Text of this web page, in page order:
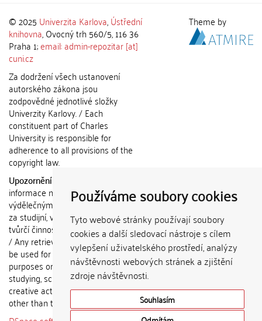
Používáme soubory cookies
Tyto webové stránky používají soubory
cookies a další sledovací nástroje s cílem
vylepšení uživatelského prostředí, analýzy
návštěvnosti webových stránek a zjištění
zdroje návštěvnosti.
Souhlasím
© 2025 Univerzita Karlova,Ústřední
knihovna, Ovocný trh 560/5, 116 36
Praha 1;email: admin-repozitar [at]
cuni.cz
Za dodržení všech ustanovení
autorského zákona jsou
zodpovědné jednotlivé složky
Univerzity Karlovy. / Each
constituent part of Charles
University is responsible for
adherence to all provisions of the
copyright law.
Upozornění / Notice:
informace nemohou být použity k
výdělečným účelům nebo vydávány
za studijní, vědeckou nebo jinou
tvůrčí činnost jiné osoby než autora.
/ Any retrieved information shall not
be used for any commercial
purposes or claimed as results of
studying, scientific or any other
creative activities of any person
other than the author.
Theme by